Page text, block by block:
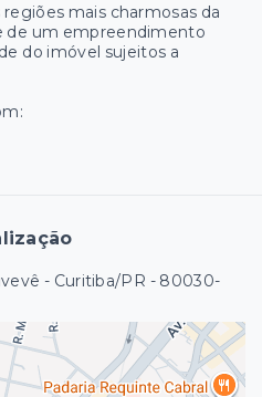
mais charmosas da
de um empreendimento
do imóvel sujeitos a
- Curitiba/PR - 80030-